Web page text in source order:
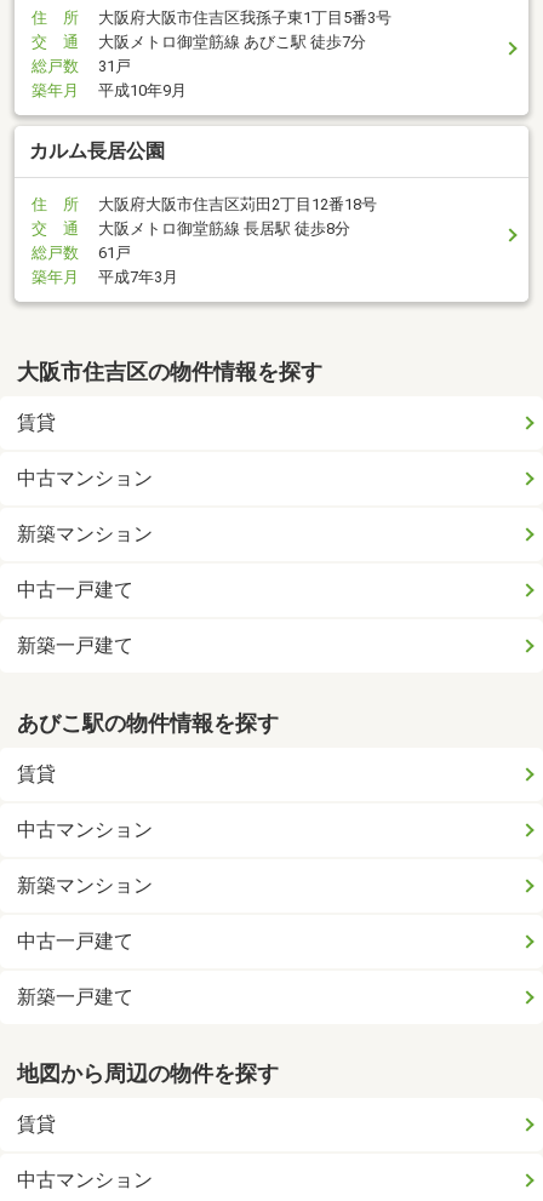
住 所
大阪府大阪市住吉区我孫子東1丁目5番3号
交 通
大阪メトロ御堂筋線 あびこ駅 徒歩7分
総戸数
31戸
築年月
平成10年9月
カルム長居公園
住 所
大阪府大阪市住吉区苅田2丁目12番18号
交 通
大阪メトロ御堂筋線 長居駅 徒歩8分
総戸数
61戸
築年月
平成7年3月
大阪市住吉区の物件情報を探す
賃貸
中古マンション
新築マンション
中古一戸建て
新築一戸建て
あびこ駅の物件情報を探す
賃貸
中古マンション
新築マンション
中古一戸建て
新築一戸建て
地図から周辺の物件を探す
賃貸
中古マンション